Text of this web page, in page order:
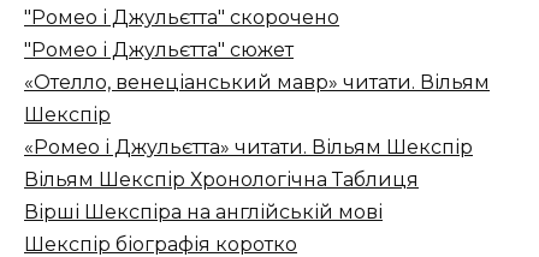
"Ромео і Джульєтта" скорочено
"Ромео і Джульєтта" сюжет
«Отелло, венеціанський мавр» читати. Вільям
Шекспір
«Ромео і Джульєтта» читати. Вільям Шекспір
Вільям Шекспір ​​Хронологічна Таблиця
Вірші Шекспіра на англійській мові
Шекспір біографія коротко